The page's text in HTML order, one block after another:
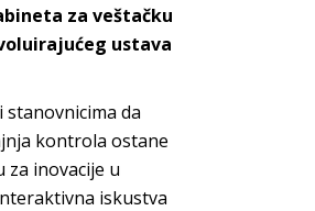
za veštačku
ustava
da
kontrola ostane
inovacije u
iskustva